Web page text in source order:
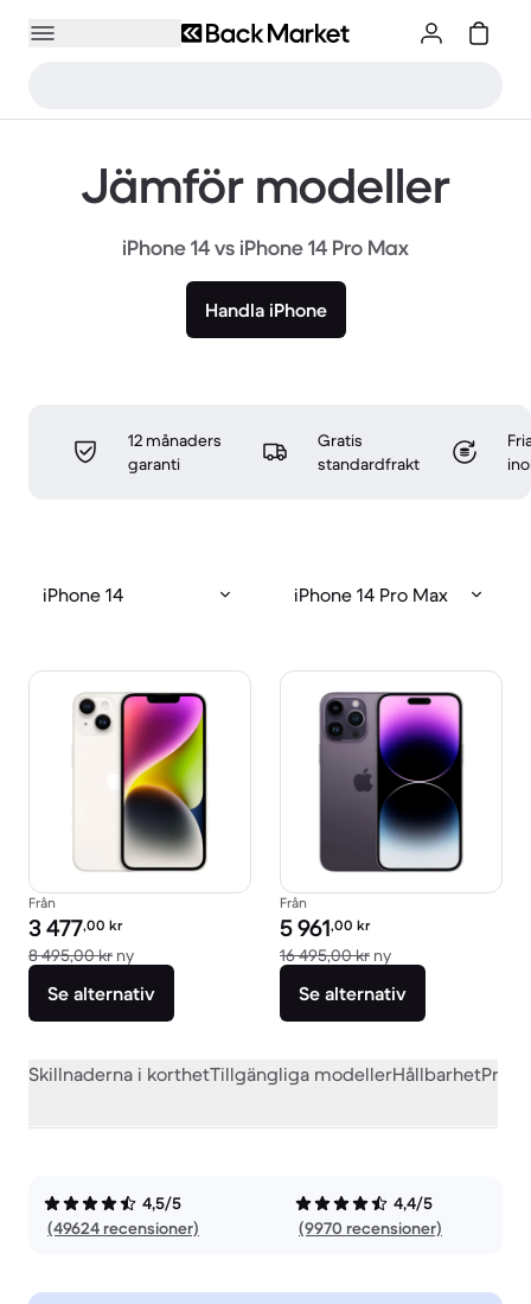
Jämför modeller
iPhone 14 vs iPhone 14 Pro Max
Handla iPhone
12 månaders
garanti
Gratis
standardfrakt
iPhone 14 iPhone 14 Pro Max
Från
Pris för rekonditionerad produkt:
3 477,00 kr
8 495,00 kr nyJämfört med nypris 8 495,00 kr
Se alternativ
Från
Pris för rekonditionerad produkt:
5 961,00 kr
16 495,00 kr nyJämfört med
Se alternativ
Skillnaderna i korthetTillgängliga modellerHållbarhet
4,5/5
(49624 recensioner)
4,4/5
(9970 recensioner)